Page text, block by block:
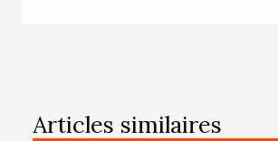
Articles similaires